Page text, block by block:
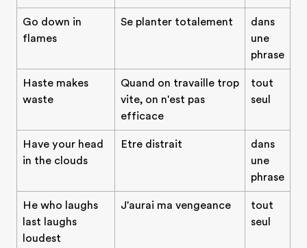
Go down in
flames
Se planter totalement
dans
une
phrase
Haste makes
waste
Quand on travaille trop
vite, on n'est pas
efficace
tout
seul
Have your head
in the clouds
Etre distrait
dans
une
phrase
He who laughs
last laughs
loudest
J'aurai ma vengeance
tout
seul